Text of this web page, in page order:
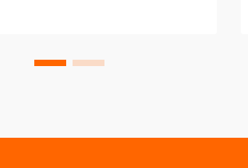
de promocionar su
los clientes. Los soportes